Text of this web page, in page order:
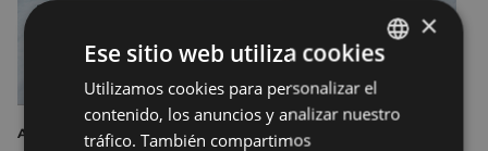
ARTE EXPOSICIÓN FOTOGRAFÍA
BASQUE
SPANISH
×
Ese sitio web utiliza cookies
Utilizamos cookies para personalizar el
contenido, los anuncios y analizar nuestro
tráfico. También compartimos